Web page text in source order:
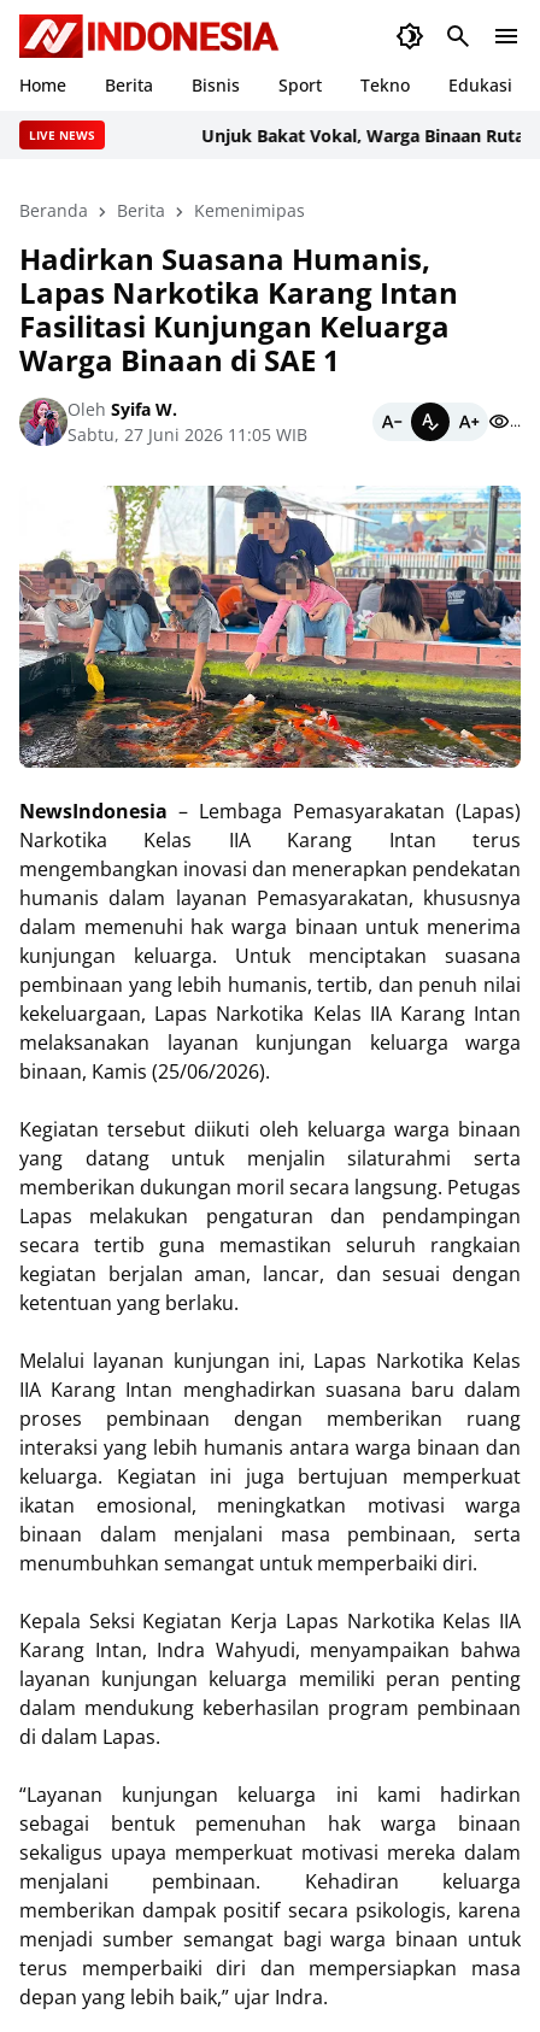
Home Berita Bisnis Sport Tekno Edukasi
LIVE NEWS Unjuk Bakat Vokal, Warga Binaan Rutan
Beranda Berita Kemenimipas
Hadirkan Suasana Humanis,
Lapas Narkotika Karang Intan
Fasilitasi Kunjungan Keluarga
Warga Binaan di SAE 1
Oleh Syifa W.
Sabtu, 27 Juni 2026 11:05 WIB
...
NewsIndonesia – Lembaga Pemasyarakatan (Lapas)
Narkotika Kelas IIA Karang Intan terus
mengembangkan inovasi dan menerapkan pendekatan
humanis dalam layanan Pemasyarakatan, khususnya
dalam memenuhi hak warga binaan untuk menerima
kunjungan keluarga. Untuk menciptakan suasana
pembinaan yang lebih humanis, tertib, dan penuh nilai
kekeluargaan, Lapas Narkotika Kelas IIA Karang Intan
melaksanakan layanan kunjungan keluarga warga
binaan, Kamis (25/06/2026).
Kegiatan tersebut diikuti oleh keluarga warga binaan
yang datang untuk menjalin silaturahmi serta
memberikan dukungan moril secara langsung. Petugas
Lapas melakukan pengaturan dan pendampingan
secara tertib guna memastikan seluruh rangkaian
kegiatan berjalan aman, lancar, dan sesuai dengan
ketentuan yang berlaku.
Melalui layanan kunjungan ini, Lapas Narkotika Kelas
IIA Karang Intan menghadirkan suasana baru dalam
proses pembinaan dengan memberikan ruang
interaksi yang lebih humanis antara warga binaan dan
keluarga. Kegiatan ini juga bertujuan memperkuat
ikatan emosional, meningkatkan motivasi warga
binaan dalam menjalani masa pembinaan, serta
menumbuhkan semangat untuk memperbaiki diri.
Kepala Seksi Kegiatan Kerja Lapas Narkotika Kelas IIA
Karang Intan, Indra Wahyudi, menyampaikan bahwa
layanan kunjungan keluarga memiliki peran penting
dalam mendukung keberhasilan program pembinaan
di dalam Lapas.
“Layanan kunjungan keluarga ini kami hadirkan
sebagai bentuk pemenuhan hak warga binaan
sekaligus upaya memperkuat motivasi mereka dalam
menjalani pembinaan. Kehadiran keluarga
memberikan dampak positif secara psikologis, karena
menjadi sumber semangat bagi warga binaan untuk
terus memperbaiki diri dan mempersiapkan masa
depan yang lebih baik,” ujar Indra.